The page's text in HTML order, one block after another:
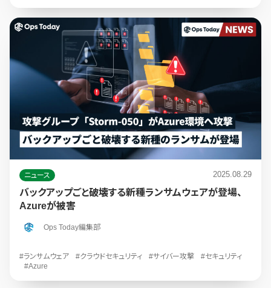
ニュース 2025.08.29
バックアップごと破壊する新種ランサムウェアが登場、
Azureが被害
Ops Today編集部
#ランサムウェア #クラウドセキュリティ #サイバー攻撃
#セキュリティ
#Azure